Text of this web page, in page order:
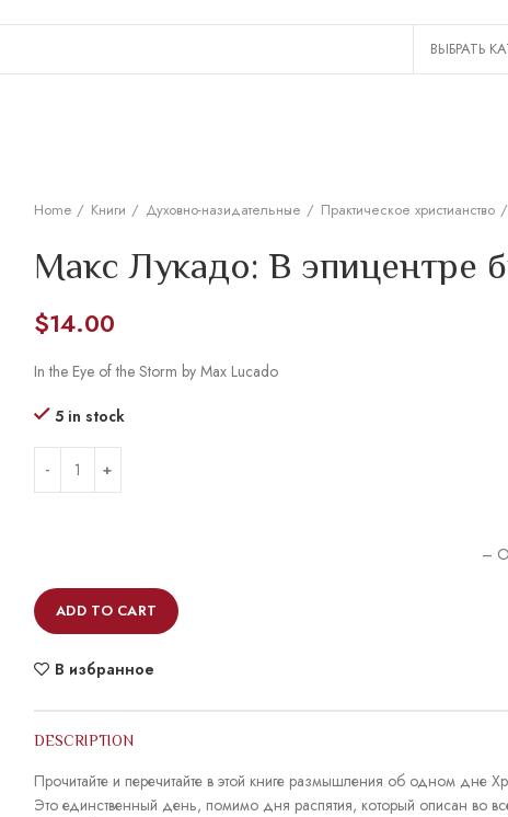
Home Книги Духовно-назидательные Практическое христианство
Макс Лукадо: В эпицентре
$14.00
In the Eye of the Storm by Max Lucado
5 in stock
–
ADD TO CART
В избранное
DESCRIPTION
Прочитайте и перечитайте в этой книге размышления об одном
Это единственный день, помимо дня распятия, который описан во